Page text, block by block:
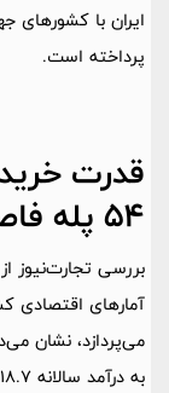
ایران با کشورهای
پرداخته است.
قدرت
54 پله فاصله دارد
آمارهای اقتصادی